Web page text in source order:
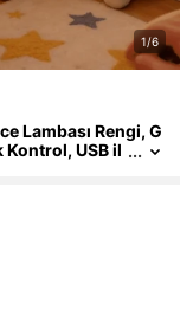
1/6
Lambası Rengi, G
USB il